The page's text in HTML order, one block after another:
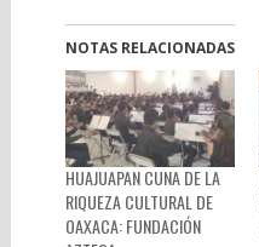
NOTAS RELACIONADAS
HUAJUAPAN CUNA DE LA
RIQUEZA CULTURAL DE
OAXACA: FUNDACIÓN